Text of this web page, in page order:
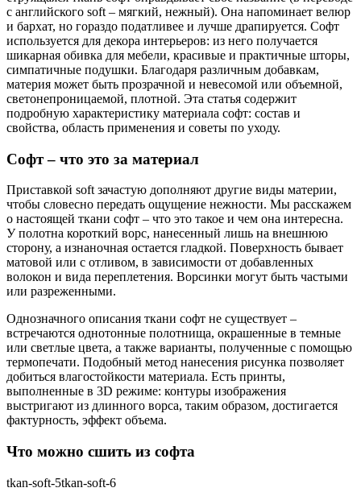
с английского soft – мягкий, нежный). Она напоминает велюр
и бархат, но гораздо податливее и лучше драпируется. Софт
используется для декора интерьеров: из него получается
шикарная обивка для мебели, красивые и практичные шторы,
симпатичные подушки. Благодаря различным добавкам,
материя может быть прозрачной и невесомой или объемной,
светонепроницаемой, плотной. Эта статья содержит
подробную характеристику материала софт: состав и
свойства, область применения и советы по уходу.
Софт – что это за материал
Приставкой soft зачастую дополняют другие виды материи,
чтобы словесно передать ощущение нежности. Мы расскажем
о настоящей ткани софт – что это такое и чем она интересна.
У полотна короткий ворс, нанесенный лишь на внешнюю
сторону, а изнаночная остается гладкой. Поверхность бывает
матовой или с отливом, в зависимости от добавленных
волокон и вида переплетения. Ворсинки могут быть частыми
или разреженными.
Однозначного описания ткани софт не существует –
встречаются однотонные полотнища, окрашенные в темные
или светлые цвета, а также варианты, полученные с помощью
термопечати. Подобный метод нанесения рисунка позволяет
добиться влагостойкости материала. Есть принты,
выполненные в 3D режиме: контуры изображения
выстригают из длинного ворса, таким образом, достигается
фактурность, эффект объема.
Что можно сшить из софта
tkan-soft-5tkan-soft-6